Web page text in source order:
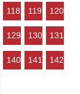
118 119 120
129 130 131
140 141 142